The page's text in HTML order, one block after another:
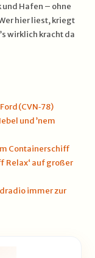
und Hafen – ohne
hier liest, kriegt
wirklich kracht da
(CVN‑78)
und ’nem
Containerschiff
Relax‘ auf großer
immer zur